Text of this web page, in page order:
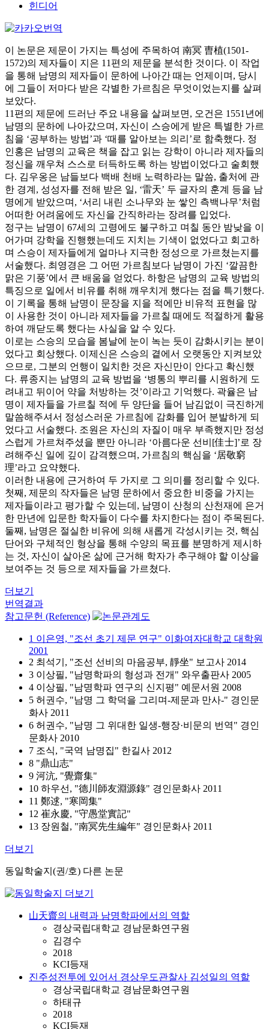
힌디어
이 논문은 제문이 가지는 특성에 주목하여 南冥 曺植(1501-
1572)의 제자들이 지은 11편의 제문을 분석한 것이다. 이 작업
을 통해 남명의 제자들이 문하에 나아간 때는 언제이며, 당시
에 그들이 저마다 받은 각별한 가르침은 무엇이었는지를 살펴
보았다.
11편의 제문에 드러난 주요 내용을 살펴보면, 오건은 1551년에
남명의 문하에 나아갔으며, 자신이 스승에게 받은 특별한 가르
침을 ‘공부하는 방법’과 ‘때를 알아보는 의리’로 함축했다. 정
인홍은 남명의 교육은 책을 잡고 읽는 강학이 아니라 제자들의
정신을 깨우쳐 스스로 터득하도록 하는 방법이었다고 술회했
다. 김우옹은 남들보다 백배 천배 노력하라는 말씀, 출처에 관
한 경계, 성성자를 전해 받은 일, ‘雷天’ 두 글자의 훈계 등을 남
명에게 받았으며, ‘서리 내린 소나무와 눈 쌓인 측백나무’처럼
어떠한 어려움에도 자신을 간직하라는 장려를 입었다.
정구는 남명이 67세의 고령에도 불구하고 며칠 동안 밤낮을 이
어가며 강학을 진행했는데도 지치는 기색이 없었다고 회고하
며 스승이 제자들에게 얼마나 지극한 정성으로 가르쳤는지를
서술했다. 최영경은 그 어떤 가르침보다 남명이 가진 ‘깔끔한
맑은 기풍’에서 큰 배움을 얻었다. 하항은 남명의 교육 방법의
특징으로 일에서 비유를 취해 깨우치게 했다는 점을 특기했다.
이 기록을 통해 남명이 문장을 지을 적에만 비유적 표현을 많
이 사용한 것이 아니라 제자들을 가르칠 때에도 적절하게 활용
하여 깨닫도록 했다는 사실을 알 수 있다.
이로는 스승의 모습을 봄날에 눈이 녹는 듯이 감화시키는 분이
었다고 회상했다. 이제신은 스승의 곁에서 오랫동안 지켜보았
으므로, 그분의 언행이 일치한 것은 자신만이 안다고 확신했
다. 류종지는 남명의 교육 방법을 ‘병통의 뿌리를 시원하게 도
려내고 뒤이어 약을 처방하는 것’이라고 기억했다. 곽율은 남
명이 제자들을 가르칠 적에 두 양단을 들어 남김없이 극진하게
말씀해주셔서 정성스러운 가르침에 감화를 입어 분발하게 되
었다고 서술했다. 조원은 자신의 자질이 매우 부족했지만 정성
스럽게 가르쳐주셨을 뿐만 아니라 ‘아름다운 선비[佳士]’로 장
려해주신 일에 깊이 감격했으며, 가르침의 핵심을 ‘居敬窮
理’라고 요약했다.
이러한 내용에 근거하여 두 가지로 그 의미를 정리할 수 있다.
첫째, 제문의 작자들은 남명 문하에서 중요한 비중을 가지는
제자들이라고 평가할 수 있는데, 남명이 산청의 산천재에 은거
한 만년에 입문한 학자들이 다수를 차지한다는 점이 주목된다.
둘째, 남명은 절실한 비유에 의해 새롭게 각성시키는 것, 핵심
단어와 구체적인 형상을 통해 수양의 목표를 분명하게 제시하
는 것, 자신이 살아온 삶에 근거해 학자가 추구해야 할 이상을
보여주는 것 등으로 제자들을 가르쳤다.
더보기
번역결과
참고문헌 (Reference)
1 이은영, "조선 초기 제문 연구" 이화여자대학교 대학원
2001
2 최석기, "조선 선비의 마음공부, 靜坐" 보고사 2014
3 이상필, "남명학파의 형성과 전개" 와우출판사 2005
4 이상필, "남명학파 연구의 신지평" 예문서원 2008
5 허권수, "남명 그 학덕을 그리며-제문과 만사-" 경인문
화사 2011
6 허권수, "남명 그 위대한 일생-행장·비문의 번역" 경인
문화사 2010
7 조식, "국역 남명집" 한길사 2012
8 "鼎山志"
9 河沆, "覺齋集"
10 하우선, "德川師友淵源錄" 경인문화사 2011
11 鄭逑, "寒岡集"
12 崔永慶, "守愚堂實記"
13 장원철, "南冥先生編年" 경인문화사 2011
더보기
동일학술지(권/호) 다른 논문
山天齋의 내력과 남명학파에서의 역할
경상국립대학교 경남문화연구원
김경수
2018
KCI등재
진주성전투에 있어서 경상우도관찰사 김성일의 역할
경상국립대학교 경남문화연구원
하태규
2018
KCI등재